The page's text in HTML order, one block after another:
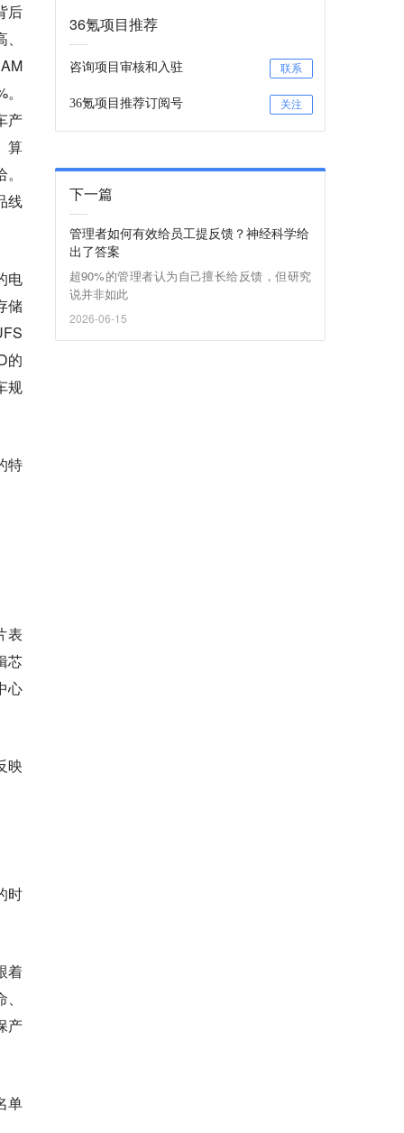
后
产
算
线
电
储
的
规
特
表
芯
心
映
时
着
产
单
36氪项目推荐
咨询项目审核和入驻 联系
36氪项目推荐订阅号 关注
下一篇
管理者如何有效给员工提反馈？神经科学给
出了答案
超90%的管理者认为自己擅长给反馈，但研究
说并非如此
2026-06-15